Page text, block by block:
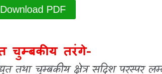
Download PDF